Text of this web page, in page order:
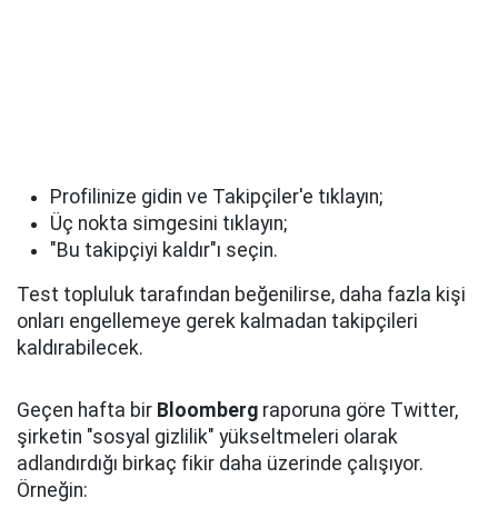
Profilinize gidin ve Takipçiler'e tıklayın;
Üç nokta simgesini tıklayın;
"Bu takipçiyi kaldır"ı seçin.
Test topluluk tarafından beğenilirse, daha fazla kişi
onları engellemeye gerek kalmadan takipçileri
kaldırabilecek.
Geçen hafta bir Bloomberg raporuna göre Twitter,
şirketin "sosyal gizlilik" yükseltmeleri olarak
adlandırdığı birkaç fikir daha üzerinde çalışıyor.
Örneğin: